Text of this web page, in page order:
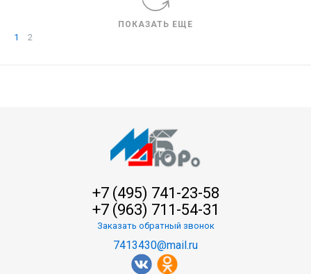
ПОКАЗАТЬ ЕЩЕ
1 2
+7 (495) 741-23-58
+7 (963) 711-54-31
Заказать обратный звонок
7413430@mail.ru